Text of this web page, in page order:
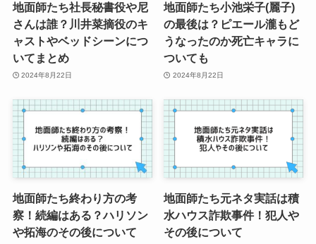
地面師たち社長秘書役や尼
さんは誰？川井菜摘役のキ
ャストやベッドシーンにつ
いてまとめ
2024年8月22日
地面師たち小池栄子(麗子)
の最後は？ピエール瀧もど
うなったのか死亡キャラに
ついても
2024年8月22日
地面師たち終わり方の考
察！続編はある？ハリソン
や拓海のその後について
地面師たち元ネタ実話は積
水ハウス詐欺事件！犯人や
その後について